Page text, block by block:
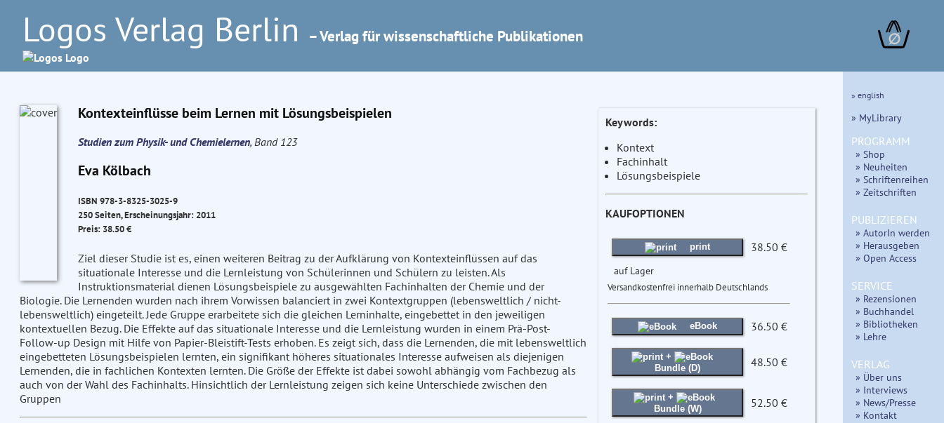
Logos Verlag Berlin – Verlag für wissenschaftliche Publikationen ∅
Kontexteinflüsse beim Lernen mit Lösungsbeispielen
Studien zum Physik- und Chemielernen, Band 123
Eva Kölbach
ISBN 978-3-8325-3025-9
250 Seiten, Erscheinungsjahr: 2011
Preis: 38.50 €
Ziel dieser Studie ist es, einen weiteren Beitrag zu der Aufklärung von Kontexteinflüssen auf das
situationale Interesse und die Lernleistung von Schülerinnen und Schülern zu leisten. Als
Instruktionsmaterial dienen Lösungsbeispiele zu ausgewählten Fachinhalten der Chemie und der
Biologie. Die Lernenden wurden nach ihrem Vorwissen balanciert in zwei Kontextgruppen (lebensweltlich / nicht-
lebensweltlich) eingeteilt. Jede Gruppe erarbeitete sich die gleichen Lerninhalte, eingebettet in den jeweiligen
kontextuellen Bezug. Die Effekte auf das situationale Interesse und die Lernleistung wurden in einem Prä-Post-
Follow-up Design mit Hilfe von Papier-Bleistift-Tests erhoben. Es zeigt sich, dass die Lernenden, die mit lebensweltlich
eingebetteten Lösungsbeispielen lernten, ein signifikant höheres situationales Interesse aufweisen als diejenigen
Lernenden, die in fachlichen Kontexten lernten. Die Größe der Effekte ist dabei sowohl abhängig vom Fachbezug als
auch von der Wahl des Fachinhalts. Hinsichtlich der Lernleistung zeigen sich keine Unterschiede zwischen den
Gruppen
Keywords:
Kontext
Fachinhalt
Lösungsbeispiele
KAUFOPTIONEN
print 38.50 €
auf Lager
Versandkostenfrei innerhalb Deutschlands
eBook 36.50 €
+
Bundle (D)
48.50 €
+
Bundle (W)
52.50 €
» english
» MyLibrary
PROGRAMM
» Shop
» Neuheiten
» Schriftenreihen
» Zeitschriften
PUBLIZIEREN
» AutorIn werden
» Herausgeben
» Open Access
SERVICE
» Rezensionen
» Buchhandel
» Bibliotheken
» Lehre
VERLAG
» Über uns
» Interviews
» News/Presse
» Kontakt